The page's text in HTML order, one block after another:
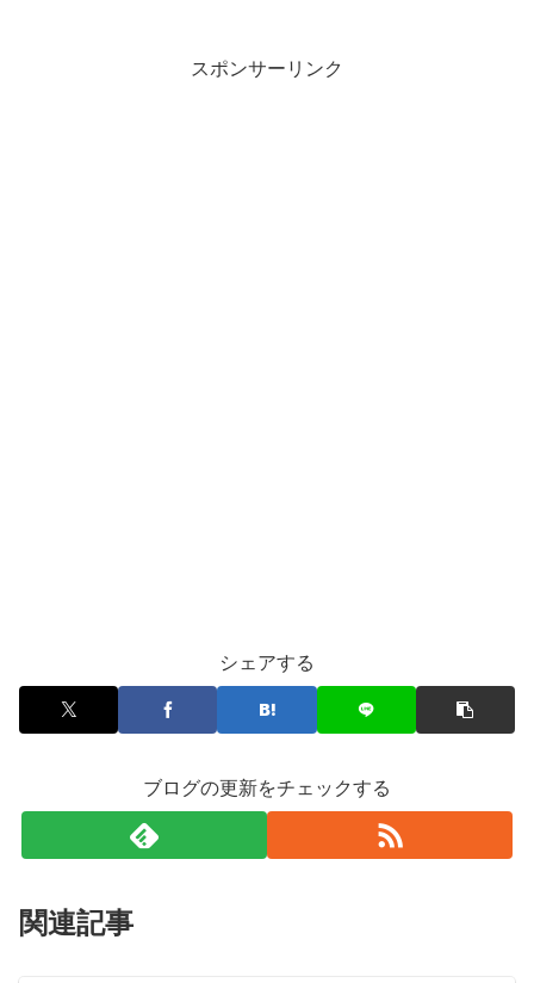
スポンサーリンク
シェアする
ブログの更新をチェックする
関連記事